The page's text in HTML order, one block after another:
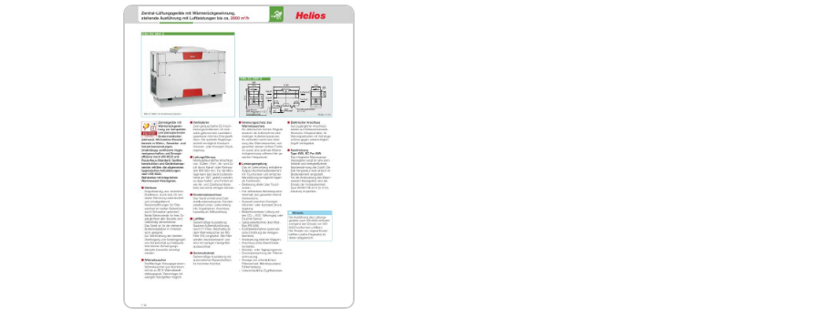
HELIOS KWL EC 800 S Technische
Informationen